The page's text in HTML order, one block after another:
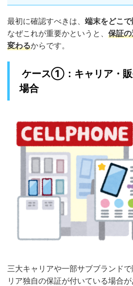
最初に確認すべきは、 端末をどこ
なぜこれが重要かというと、 保証
変わるからです。
ケース①：キャリア・販
場合
三大キャリアや一部サブブランド
リア独自の保証が付いている場合